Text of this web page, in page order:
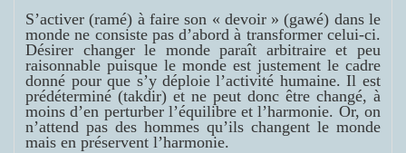
S’activer (ramé) à faire son « devoir » (gawé) dans le
monde ne consiste pas d’abord à transformer celui-ci.
Désirer changer le monde paraît arbitraire et peu
raisonnable puisque le monde est justement le cadre
donné pour que s’y déploie l’activité humaine. Il est
prédéterminé (takdir) et ne peut donc être changé, à
moins d’en perturber l’équilibre et l’harmonie. Or, on
n’attend pas des hommes qu’ils changent le monde
mais en préservent l’harmonie.